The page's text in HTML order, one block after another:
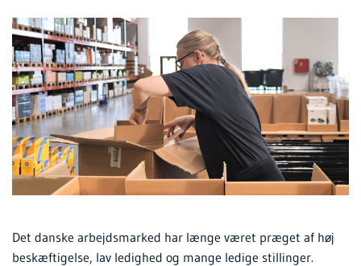
Det danske arbejdsmarked har længe været præget af høj
beskæftigelse, lav ledighed og mange ledige stillinger.